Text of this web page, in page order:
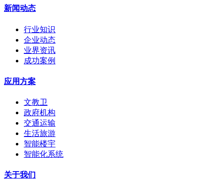
新闻动态
行业知识
企业动态
业界资讯
成功案例
应用方案
文教卫
政府机构
交通运输
生活旅游
智能楼宇
智能化系统
关于我们